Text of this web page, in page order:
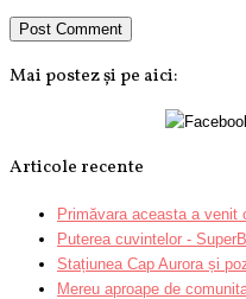
Mai postez și pe aici:
Articole recente
Primăvara aceasta a venit
Puterea cuvintelor -
Stațiunea Cap Aurora și
Mereu aproape de